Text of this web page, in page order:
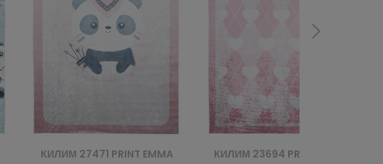
КИЛИМ 23694 PRINT EMMA КИЛИМ 23691 PRINT EMMA